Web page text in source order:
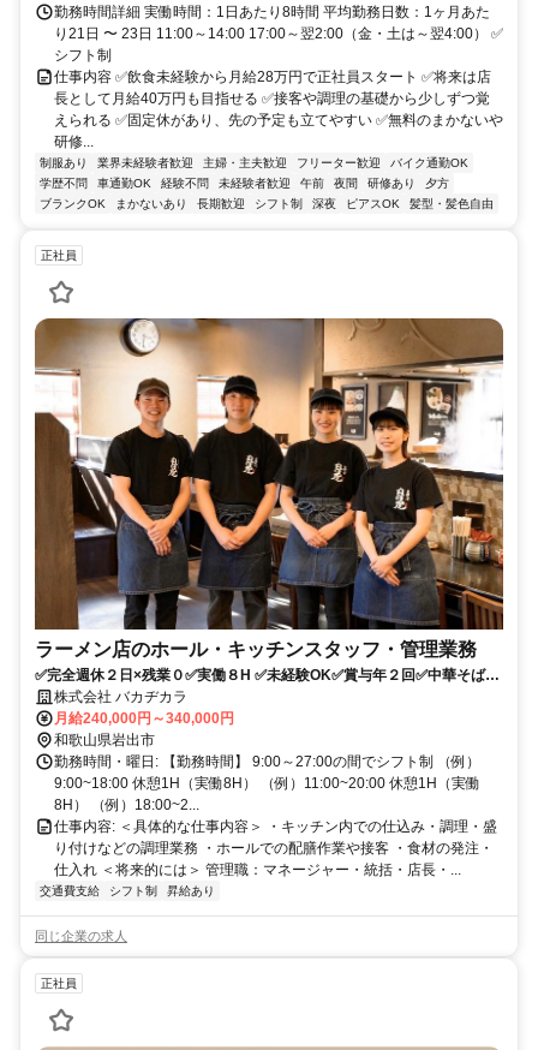
勤務時間詳細 実働時間：1日あたり8時間 平均勤務日数：1ヶ月あた
り21日 〜 23日 11:00～14:00 17:00～翌2:00（金・土は～翌4:00） ✅
シフト制
仕事内容 ✅飲食未経験から月給28万円で正社員スタート ✅将来は店
長として月給40万円も目指せる ✅接客や調理の基礎から少しずつ覚
えられる ✅固定休があり、先の予定も立てやすい ✅無料のまかないや
研修...
制服あり 業界未経験者歓迎 主婦・主夫歓迎 フリーター歓迎
バイク通勤OK
学歴不問
車通勤OK 経験不問 未経験者歓迎 午前 夜間 研修あり
夕方
ブランクOK
まかないあり 長期歓迎 シフト制 深夜 ピアスOK 髪型・髪色自由
正社員
ラーメン店のホール・キッチンスタッフ・管理業務
✅完全週休２日×残業０✅実働８H ✅未経験OK✅賞与年２回✅中華そば正
社員株式会社 バカヂカラ
月給240,000円～340,000円
和歌山県岩出市
勤務時間・曜日: 【勤務時間】 9:00～27:00の間でシフト制 （例）
9:00~18:00 休憩1H（実働8H） （例）11:00~20:00 休憩1H（実働
8H） （例）18:00~2...
仕事内容: ＜具体的な仕事内容＞ ・キッチン内での仕込み・調理・盛
り付けなどの調理業務 ・ホールでの配膳作業や接客 ・食材の発注・
仕入れ ＜将来的には＞ 管理職：マネージャー・統括・店長・...
交通費支給 シフト制 昇給あり
同じ企業の求人
正社員